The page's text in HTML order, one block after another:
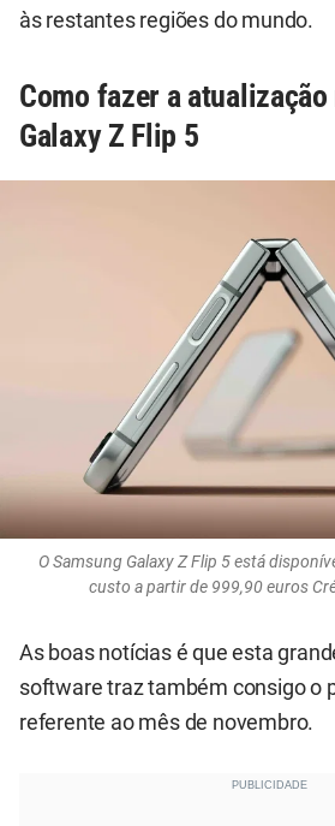
às restantes regiões do mundo.
Como fazer a
Galaxy Z Flip 5
O Samsung Galaxy Z Flip 5 está
custo a partir de 999,90 euros
As boas notícias é que esta
software traz também consigo o
referente ao mês de novembro.